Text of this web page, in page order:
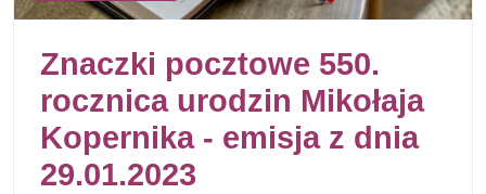
Znaczki pocztowe 550.
rocznica urodzin Mikołaja
Kopernika - emisja z dnia
29.01.2023